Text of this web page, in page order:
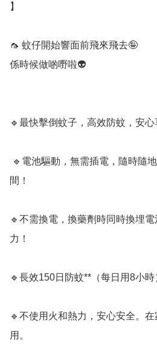
】
🦟 蚊仔開始響面前飛來飛去🤪
係時候做啲嘢啦👽
🔹最快擊倒蚊子，高效防蚊，安
間！
🔹不需換電，換藥劑時同時換埋
力！
🔹長效150日防蚊**（每日用8小時
🔹不使用火和熱力，安心安全。
用。